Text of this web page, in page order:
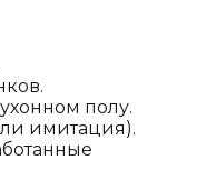
полу.
имитация).